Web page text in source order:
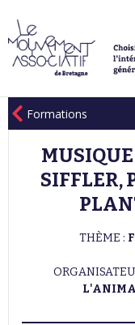
Formations
SIFFLER,
THÈME :